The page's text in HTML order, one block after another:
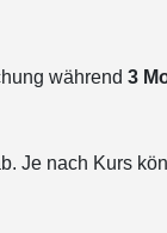
während 3
Je nach Kurs